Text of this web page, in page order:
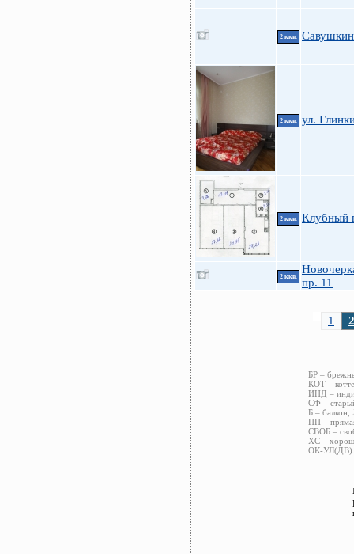
2 ккв.
2 ккв. ул.
2 ккв. Клубный
2 ккв.
пр. 11
1 2
БР –
КОТ –
ИНД –
СФ –
Б – балкон,
ПП –
СВОБ –
ХС –
ОК-УЛ(ДВ)